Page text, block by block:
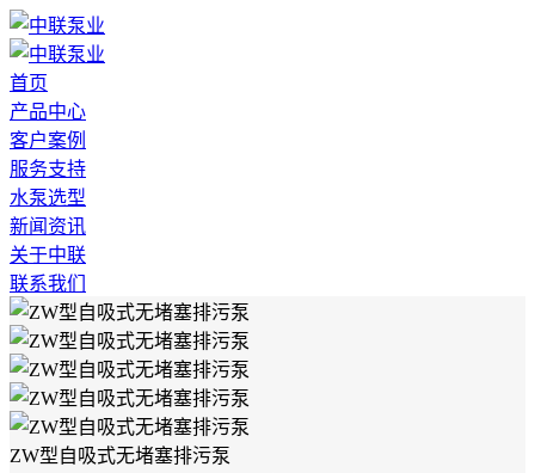
首页
产品中心
客户案例
服务支持
水泵选型
新闻资讯
关于中联
联系我们
ZW型自吸式无堵塞排污泵